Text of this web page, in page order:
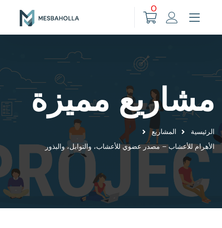
0
مشاريع مميزة
الرئيسية
المشاريع
الأهرام للأعشاب – مصدر عضوي للأعشاب، والتوابل، والبذور